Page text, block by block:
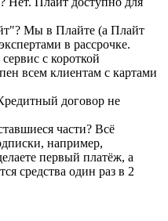
Мы в Плайте (а Плайт
в рассрочке.
с короткой
всем клиентам с картами
договор не
части? Всё
например,
первый платёж, а
средства один раз в 2